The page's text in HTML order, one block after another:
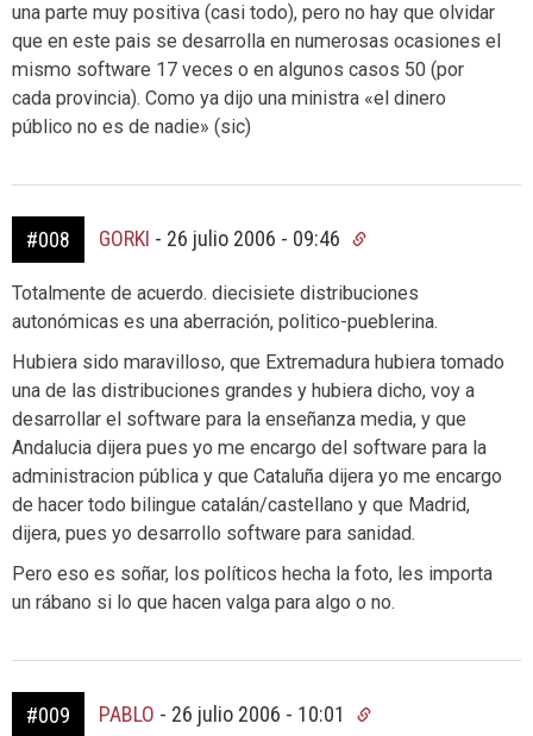
una parte muy positiva (casi todo), pero no hay que olvidar
que en este pais se desarrolla en numerosas ocasiones el
mismo software 17 veces o en algunos casos 50 (por
cada provincia). Como ya dijo una ministra «el dinero
público no es de nadie» (sic)
#008 GORKI - 26 julio 2006 - 09:46
Totalmente de acuerdo. diecisiete distribuciones
autonómicas es una aberración, politico-pueblerina.
Hubiera sido maravilloso, que Extremadura hubiera tomado
una de las distribuciones grandes y hubiera dicho, voy a
desarrollar el software para la enseñanza media, y que
Andalucia dijera pues yo me encargo del software para la
administracion pública y que Cataluña dijera yo me encargo
de hacer todo bilingue catalán/castellano y que Madrid,
dijera, pues yo desarrollo software para sanidad.
Pero eso es soñar, los políticos hecha la foto, les importa
un rábano si lo que hacen valga para algo o no.
#009 PABLO - 26 julio 2006 - 10:01